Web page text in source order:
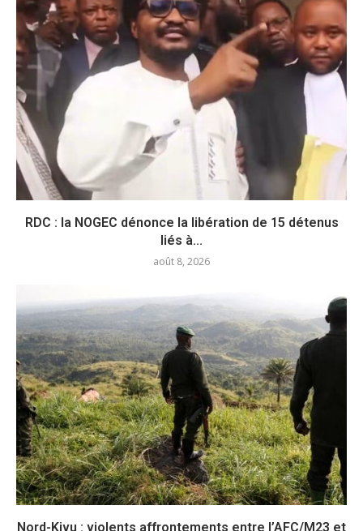
RDC : la NOGEC dénonce la libération de 15 détenus
liés à...
août 8, 2026
Nord-Kivu : violents affrontements entre l’AFC/M23 et